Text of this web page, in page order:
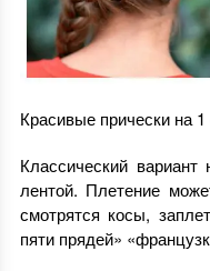
Красивые прически на
Классический
лентой. Плетение
смотрятся косы,
пяти прядей»